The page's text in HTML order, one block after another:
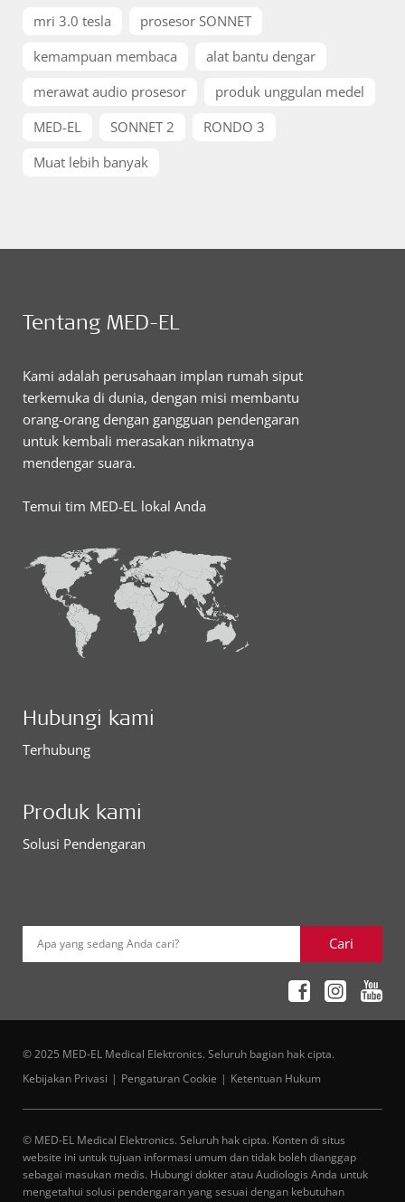
mri 3.0 tesla
prosesor SONNET
kemampuan membaca
alat bantu dengar
merawat audio prosesor
produk unggulan medel
MED-EL
SONNET 2
RONDO 3
Muat lebih banyak
Tentang MED-EL
Kami adalah perusahaan implan rumah siput
terkemuka di dunia, dengan misi membantu
orang-orang dengan gangguan pendengaran
untuk kembali merasakan nikmatnya
mendengar suara.
Temui tim MED-EL lokal Anda
Hubungi kami
Terhubung
Produk kami
Solusi Pendengaran
Apa yang sedang Anda cari? Cari
© 2025 MED-EL Medical Elektronics. Seluruh bagian hak cipta.
Kebijakan Privasi
Pengaturan Cookie Ketentuan Hukum
© MED-EL Medical Elektronics. Seluruh hak cipta. Konten di situs
website ini untuk tujuan informasi umum dan tidak boleh dianggap
sebagai masukan medis. Hubungi dokter atau Audiologis Anda untuk
mengetahui solusi pendengaran yang sesuai dengan kebutuhan